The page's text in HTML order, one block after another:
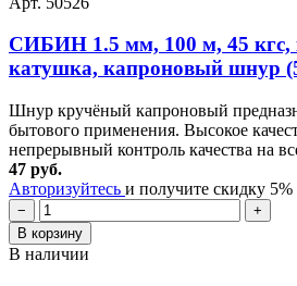
СИБИН 1.5 мм, 100 м, 45 кгс,
катушка, капроновый шнур
Шнур кручёный капроновый
бытового применения. Высокое
непрерывный контроль качества на
47 руб.
Авторизуйтесь и получите скидку 5%
−
+
В корзину
В наличии